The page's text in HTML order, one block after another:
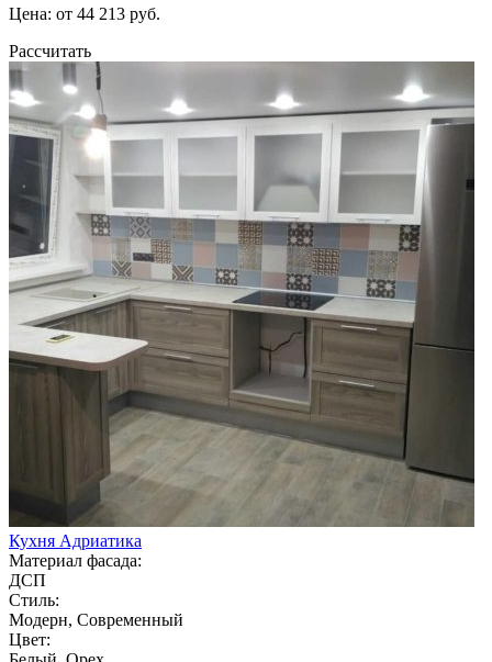
Цена: от 44 213 руб.
Рассчитать
Кухня Адриатика
Материал фасада:
ДСП
Стиль:
Модерн, Современный
Цвет: